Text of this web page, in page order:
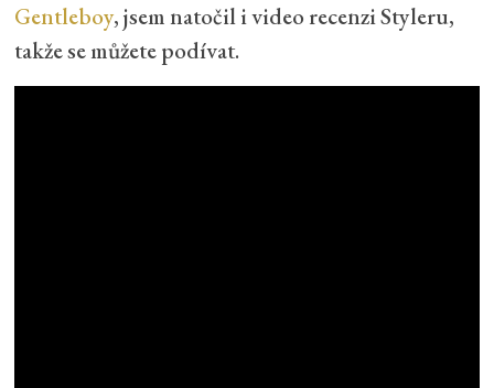
Gentleboy, jsem natočil i video recenzi Styleru,
takže se můžete podívat.